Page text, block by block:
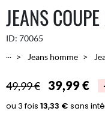
JEANS
ID: 70065
...
Jeans homme
49,99 € 39,99 €